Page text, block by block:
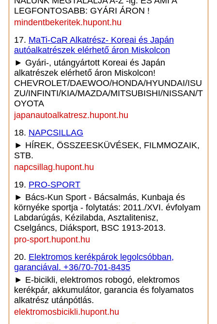
LEGFONTOSABB: GYÁRI ÁRON !
mindentbekeritek.hupont.hu
17. MaTi-CaR Alkatrész- Koreai és Japán
autóalkatrészek elérhető áron Miskolcon
► Gyári-, utángyártott Koreai és Japán
alkatrészek elérhető áron Miskolcon!
CHEVROLET/DAEWOO/HONDA/HYUNDAI/ISU
ZU/INFINTI/KIA/MAZDA/MITSUBISHI/NISSAN/T
OYOTA
japanautoalkatresz.hupont.hu
18. NAPCSILLAG
► HÍREK, ÖSSZEESKÜVÉSEK, FILMMOZAIK,
STB.
napcsillag.hupont.hu
19. PRO-SPORT
► Bács-Kun Sport - Bácsalmás, Kunbaja és
környéke sportja - folytatás: 2011./XVI. évfolyam
Labdarúgás, Kézilabda, Asztalitenisz,
Cselgáncs, Diáksport, BSC 1913-2013.
pro-sport.hupont.hu
20. Elektromos kerékpárok legolcsóbban,
garanciával. +36/70-701-8435
► E-bicikli, elektromos robogó, elektromos
kerékpár, akkumulátor, garancia és folyamatos
alkatrész utánpótlás.
elektromosbicikli.hupont.hu